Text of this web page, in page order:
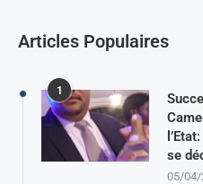
Articles Populaires
1
se
05/04/